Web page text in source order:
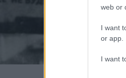
web or
I want
or app.
I want